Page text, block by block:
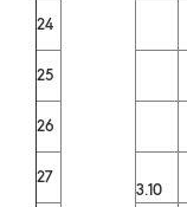
24
25
26
27
3.10